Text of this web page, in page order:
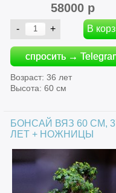
58000 р
спросить →
Возраст: 36 лет
Высота: 60 см
БОНСАЙ ВЯЗ 60 СМ,
ЛЕТ + НОЖНИЦЫ